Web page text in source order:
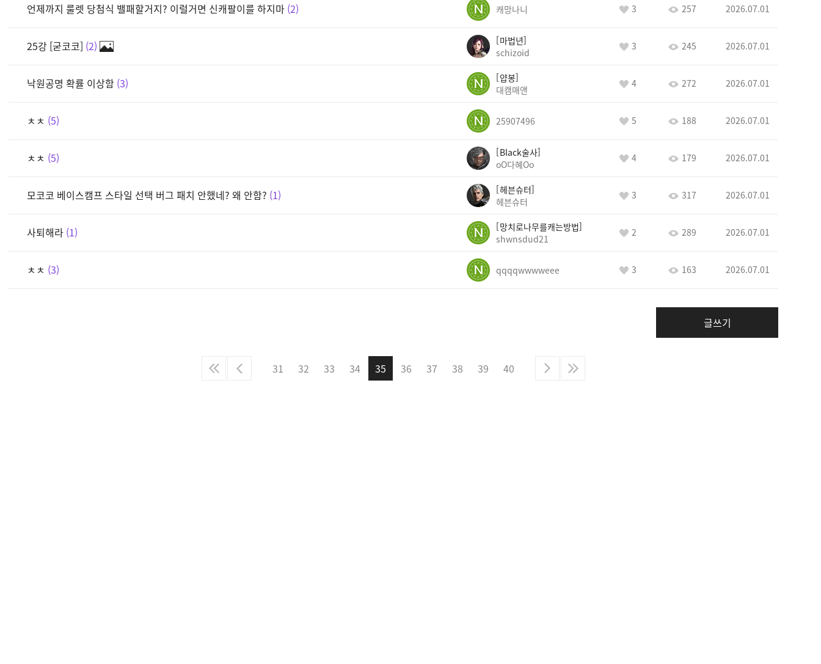
언제까지 룰렛 당첨식 밸패할거지? 이럴거면 신캐팔이를 하지마 2 캐망나니 3 257 2026.07.01
25강 [굳코코] 2
마법년
schizoid
3 245 2026.07.01
낙원공명 확률 이상함 3
얍봉
대캠매앤
4 272 2026.07.01
ㅊㅊ 5 25907496 5 188 2026.07.01
ㅊㅊ 5
Black술사
oO다혜Oo
4 179 2026.07.01
모코코 베이스캠프 스타일 선택 버그 패치 안했네? 왜 안함? 1
헤븐슈터
헤븐슈터
3 317 2026.07.01
사퇴해라 1
망치로나무를캐는방법
shwnsdud21
2 289 2026.07.01
ㅊㅊ 3 qqqqwwwweee 3 163 2026.07.01
글쓰기
31 32 33 34 35 36 37 38 39 40